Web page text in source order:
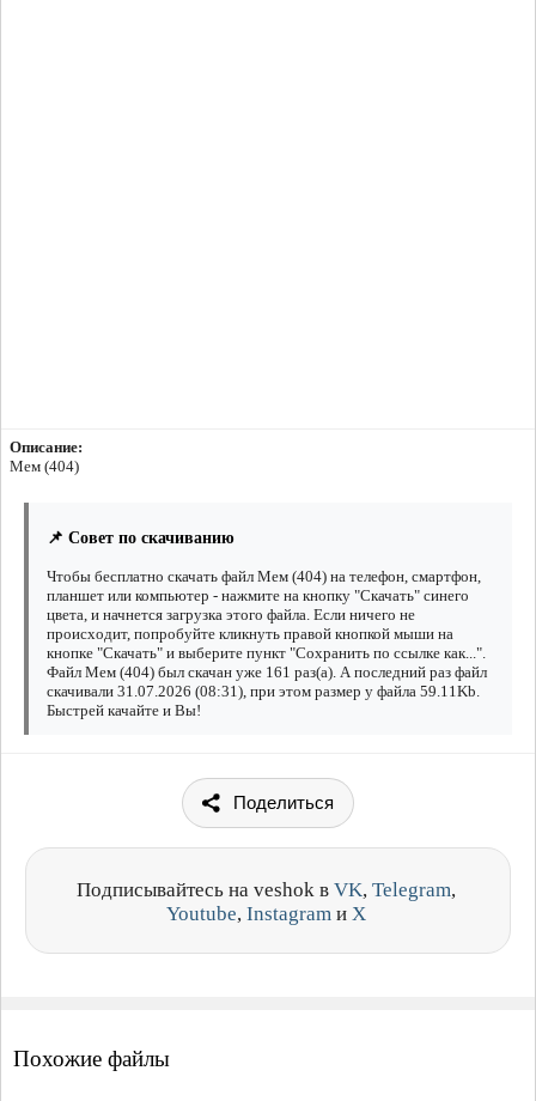
Описание:
Мем (404)
📌 Совет по скачиванию
Чтобы бесплатно скачать файл Мем (404) на телефон, смартфон,
планшет или компьютер - нажмите на кнопку "Скачать" синего
цвета, и начнется загрузка этого файла. Если ничего не
происходит, попробуйте кликнуть правой кнопкой мыши на
кнопке "Скачать" и выберите пункт "Сохранить по ссылке как...".
Файл Мем (404) был скачан уже 161 раз(а). А последний раз файл
скачивали 31.07.2026 (08:31), при этом размер у файла 59.11Kb.
Быстрей качайте и Вы!
Поделиться
Подписывайтесь на veshok в VK, Telegram,
Youtube, Instagram и X
Похожие файлы